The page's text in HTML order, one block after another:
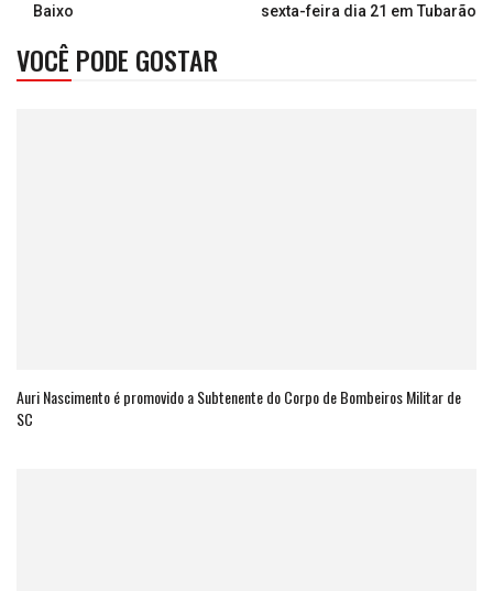
Baixo
sexta-feira dia 21 em Tubarão
VOCÊ PODE GOSTAR
Auri Nascimento é promovido a Subtenente do Corpo de Bombeiros Militar de
SC